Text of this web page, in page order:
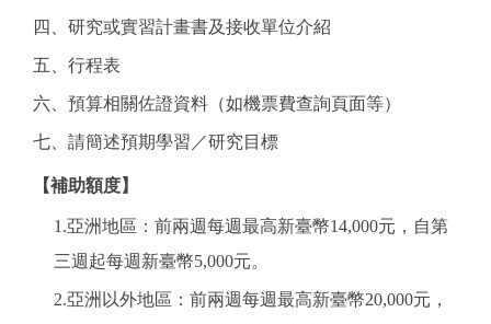
四、研究或實習計畫書及接收單位介紹
五、行程表
六、預算相關佐證資料（如機票費查詢頁面等）
七、請簡述預期學習／研究目標
【補助額度】
1.亞洲地區：前兩週每週最高新臺幣14,000元，自第
三週起每週新臺幣5,000元。
2.亞洲以外地區：前兩週每週最高新臺幣20,000元，